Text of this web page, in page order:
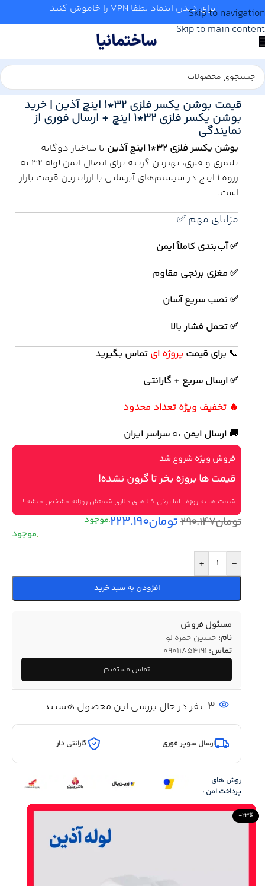
Skip to navigation
Skip to main content
برای دیدن اینماد لطفا VPN را خاموش کنید
آب و تاسیسات
-23%
قیمت بوشن یکسر فلزی 32*1 اینچ آذین | خرید
بوشن یکسر فلزی 32*1 اینچ + ارسال فوری از
نمایندگی
بوشن یکسر فلزی 32*1 اینچ آذین
با ساختار دوگانه
پلیمری و فلزی، بهترین گزینه برای اتصال ایمن لوله 32 به
رزوه 1 اینچ در سیستم‌های آبرسانی با ارزانترین قیمت بازار
است.
مزایای مهم ✅
✅ آب‌بندی کاملاً ایمن
✅ مغزی برنجی مقاوم
✅ نصب سریع آسان
✅ تحمل فشار بالا
📞 برای قیمت پروژه ای تماس بگیرید
✅ ارسال سریع + گارانتی
🔥 تخفیف ویژه تعداد محدود
🚚 ارسال ایمن به سراسر ایران
فروش ویژه شروع شد
قیمت ها بروزه بخر تا گرون نشده!
قیمت ها به روزه ، اما برخی کالاهای دلاری قیمتش روزانه مشخص میشه !
تومان۲۹۰.۱۴۷تومان۲۲۳.۱۹۰
-
+
افزودن به سبد خرید
مسئول فروش
نام: حسین حمزه لو
تماس: 09011854191
تماس مستقیم
3 نفر در حال بررسی این محصول هستند
ارسال سوپر فوری گارانتی دار
روش های
پرداخت امن :